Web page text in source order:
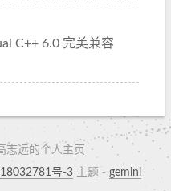
C++ 6.0 完美兼容
志远的个人主页
号-3 主题 - gemini